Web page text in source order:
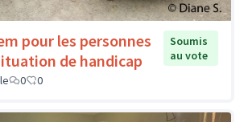
pour les personnes
de handicap
Soumis
au vote
0 0